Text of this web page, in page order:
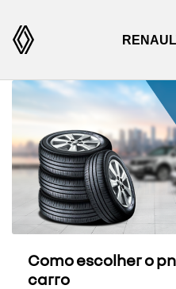
Como escolher o
carro